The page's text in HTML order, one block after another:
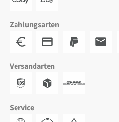
Zahlungsarten
Versandarten
Service